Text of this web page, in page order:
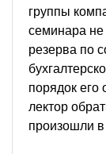
группы
семинара не
резерва по
порядок его
лектор
произошли